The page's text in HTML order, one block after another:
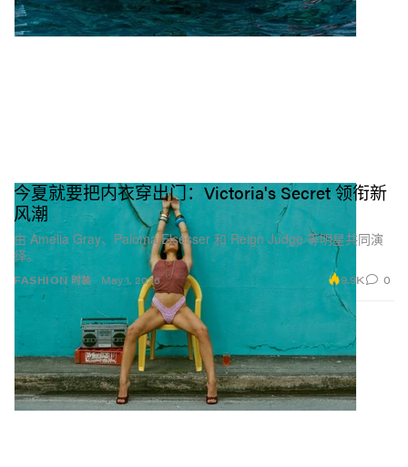
FASHION 时装
今夏就要把内衣穿出门：Victoria's Secret 领衔新
风潮
由 Amelia Gray、Paloma Elsesser 和 Reign Judge 等明星共同演
绎。
May 1, 2026 9.9K 0